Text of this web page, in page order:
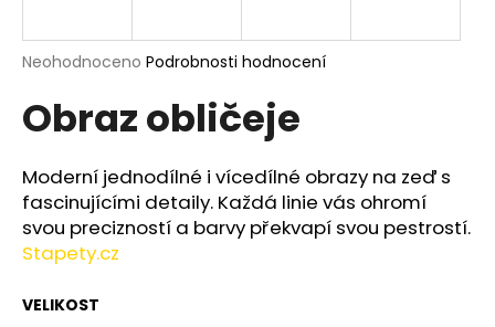
Průměrné
produktu
je
z
5
hvězdiček.
Neohodnoceno Podrobnosti hodnocení
Obraz obličeje
Moderní jednodílné i vícedílné obrazy na zeď s
fascinujícími detaily. Každá linie vás ohromí
svou precizností a barvy překvapí svou pestrostí.
Stapety.cz
VELIKOST
j
t
?